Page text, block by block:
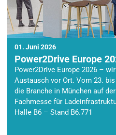
01. Juni 2026
Power2Drive Europe
Power2Drive Europe 2026 –
Austausch vor Ort. Vom 23.
die Branche in München auf
Fachmesse für
Halle B6 – Stand B6.771